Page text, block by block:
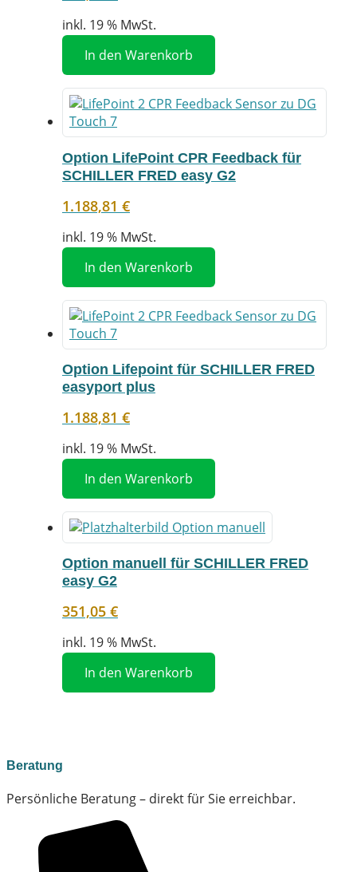
inkl. 19 % MwSt.
In den Warenkorb
Option LifePoint CPR Feedback für
SCHILLER FRED easy G2
1.188,81 €
inkl. 19 % MwSt.
In den Warenkorb
Option Lifepoint für SCHILLER FRED
easyport plus
1.188,81 €
inkl. 19 % MwSt.
In den Warenkorb
Option manuell für SCHILLER FRED
easy G2
351,05 €
inkl. 19 % MwSt.
In den Warenkorb
Beratung
Persönliche Beratung – direkt für Sie erreichbar.